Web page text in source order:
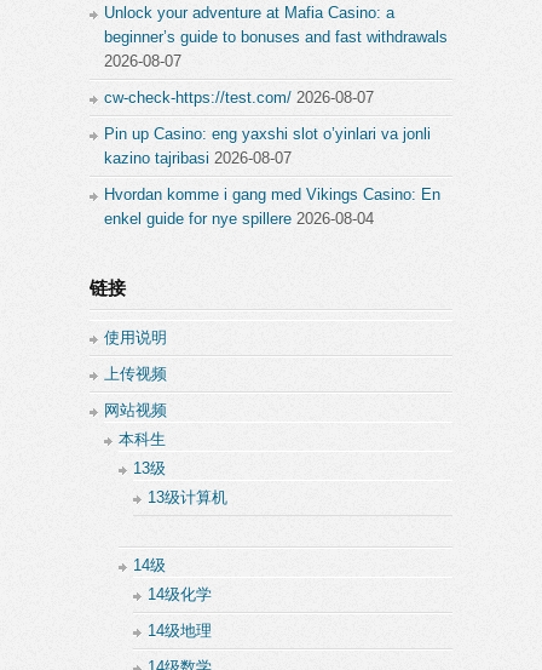
Unlock your adventure at Mafia Casino: a
beginner’s guide to bonuses and fast withdrawals
2026-08-07
cw-check-https://test.com/ 2026-08-07
Pin up Casino: eng yaxshi slot o’yinlari va jonli
kazino tajribasi 2026-08-07
Hvordan komme i gang med Vikings Casino: En
enkel guide for nye spillere 2026-08-04
链接
使用说明
上传视频
网站视频
本科生
13级
13级计算机
14级
14级化学
14级地理